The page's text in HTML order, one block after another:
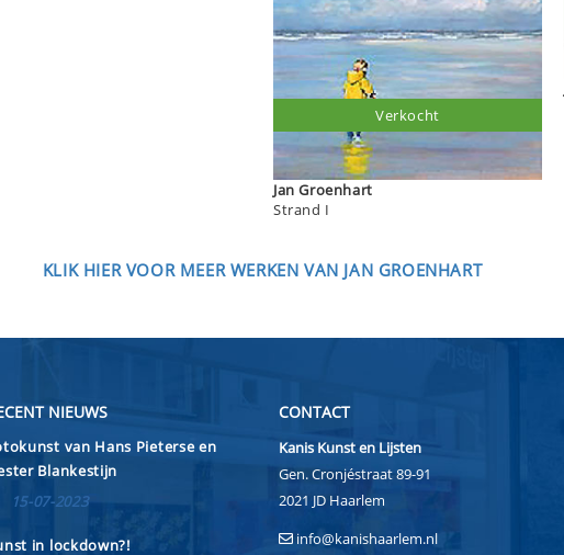
Jan Groenhart
Strand I
Verkocht
KLIK HIER VOOR MEER WERKEN VAN JAN GROENHART
NIEUWS
van Hans Pieterse en
Blankestijn
15-07-2023
in lockdown?!
CONTACT
Kanis Kunst en Lijsten
Gen. Cronjéstraat 89-91
2021 JD Haarlem
info@kanishaarlem.nl